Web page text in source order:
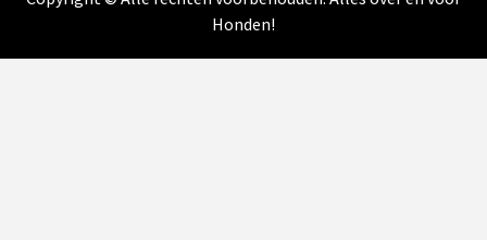
Honden!